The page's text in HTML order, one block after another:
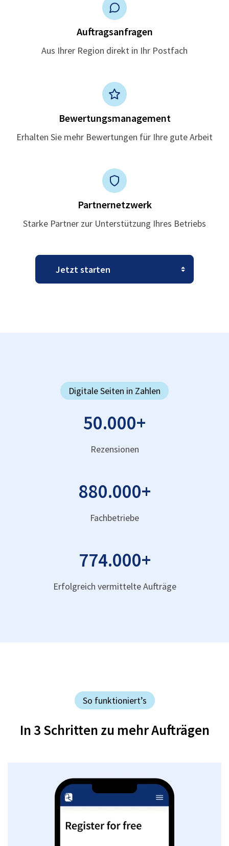
Auftragsanfragen
Aus Ihrer Region direkt in Ihr Postfach
Bewertungsmanagement
Erhalten Sie mehr Bewertungen für Ihre gute Arbeit
Partnernetzwerk
Starke Partner zur Unterstützung Ihres Betriebs
Digitale Seiten in Zahlen
50.000+
Rezensionen
880.000+
Fachbetriebe
774.000+
Erfolgreich vermittelte Aufträge
So funktioniert’s
In 3 Schritten zu mehr Aufträgen